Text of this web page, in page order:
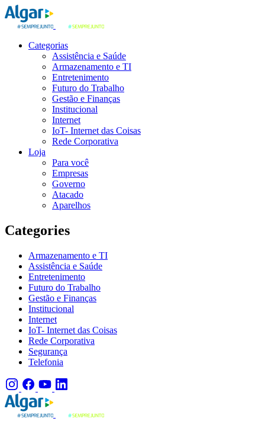
Categorias
Assistência e Saúde
Armazenamento e TI
Entretenimento
Futuro do Trabalho
Gestão e Finanças
Institucional
Internet
IoT- Internet das Coisas
Rede Corporativa
Loja
Para você
Empresas
Governo
Atacado
Aparelhos
Categories
Armazenamento e TI
Assistência e Saúde
Entretenimento
Futuro do Trabalho
Gestão e Finanças
Institucional
Internet
IoT- Internet das Coisas
Rede Corporativa
Segurança
Telefonia